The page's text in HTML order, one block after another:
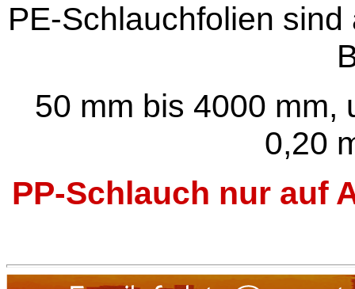
PE-Schlauchfolien
50 mm bis 4000 mm,
0,20
PP-Schlauch nur auf